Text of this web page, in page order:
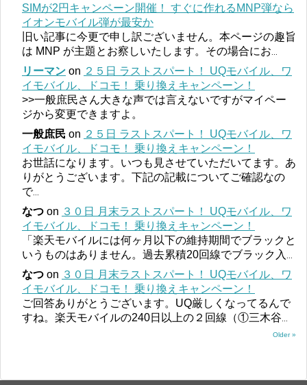
SIMが2円キャンペーン開催！ すぐに作れるMNP弾なら
イオンモバイル弾が最安か
旧い記事に今更で申し訳ございません。本ページの趣旨
は MNP が主題とお察しいたします。その場合にお
リーマン on ２５日 ラストスパート！ UQモバイル、ワ
イモバイル、ドコモ！ 乗り換えキャンペーン！
>>一般庶民さん大きな声では言えないですがマイペー
ジから変更できますよ。
一般庶民 on ２５日 ラストスパート！ UQモバイル、ワ
イモバイル、ドコモ！ 乗り換えキャンペーン！
お世話になります。いつも見させていただいてます。あ
りがとうございます。下記の記載についてご確認なの
で...
なつ on ３０日 月末ラストスパート！ UQモバイル、ワ
イモバイル、ドコモ！ 乗り換えキャンペーン！
「楽天モバイルには何ヶ月以下の維持期間でブラックと
いうものはありません。過去累積20回線でブラック入
なつ on ３０日 月末ラストスパート！ UQモバイル、ワ
イモバイル、ドコモ！ 乗り換えキャンペーン！
ご回答ありがとうございます。UQ厳しくなってるんで
すね。楽天モバイルの240日以上の２回線（①三木谷
Older »